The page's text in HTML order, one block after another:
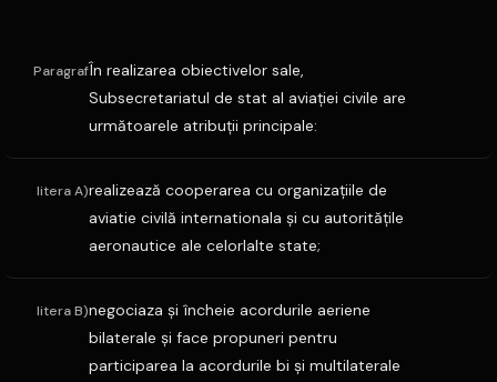
ParagrafÎn realizarea obiectivelor sale,
Subsecretariatul de stat al aviaţiei civile are
următoarele atribuţii principale:
litera A)realizează cooperarea cu organizaţiile de
aviatie civilă internationala şi cu autorităţile
aeronautice ale celorlalte state;
litera B)negociaza şi încheie acordurile aeriene
bilaterale şi face propuneri pentru
participarea la acordurile bi şi multilaterale